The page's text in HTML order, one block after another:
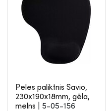
Peles paliktnis Savio,
230x190x18mm, gēla,
melns
5-05-156